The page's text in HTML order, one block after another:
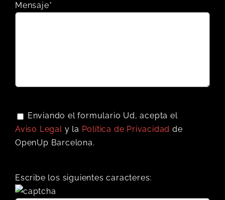
Mensaje*
Enviando el formulario Ud, acepta el
Aviso Legaly la Política de Privacidad de
OpenUp Barcelona.
Escribe los siguientes caracteres: